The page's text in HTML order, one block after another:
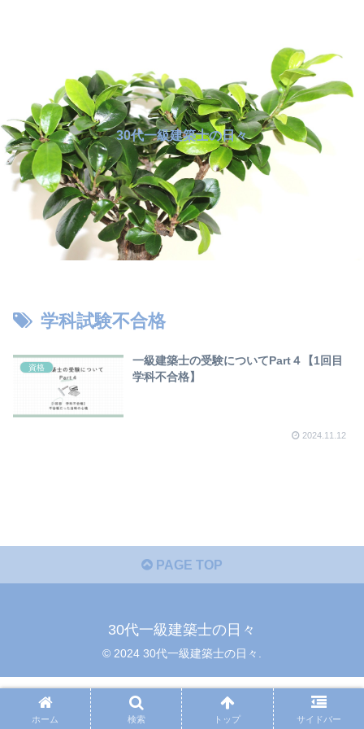
30代一級建築士の日々
学科試験不合格
資格
一級建築士の受験についてPart４【1回目
学科不合格】
2024.11.12
PAGE TOP
30代一級建築士の日々
© 2024 30代一級建築士の日々.
ホーム 検索 トップ サイドバー